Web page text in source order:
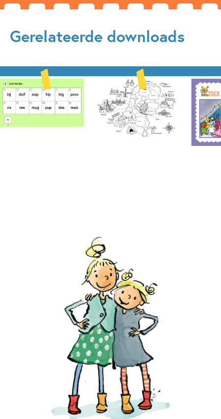
Gerelateerde downloads